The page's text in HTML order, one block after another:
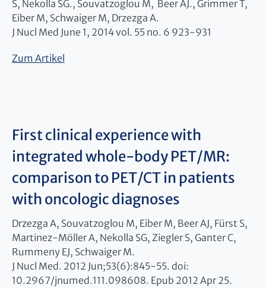
S, Nekolla SG., Souvatzoglou M, Beer AJ., Grimmer T,
Eiber M, Schwaiger M, Drzezga A.
J Nucl Med June 1, 2014 vol. 55 no. 6 923-931
Zum Artikel
First clinical experience with
integrated whole-body PET/MR:
comparison to PET/CT in patients
with oncologic diagnoses
Drzezga A, Souvatzoglou M, Eiber M, Beer AJ, Fürst S,
Martinez-Möller A, Nekolla SG, Ziegler S, Ganter C,
Rummeny EJ, Schwaiger M.
J Nucl Med. 2012 Jun;53(6):845-55. doi:
10.2967/jnumed.111.098608. Epub 2012 Apr 25.